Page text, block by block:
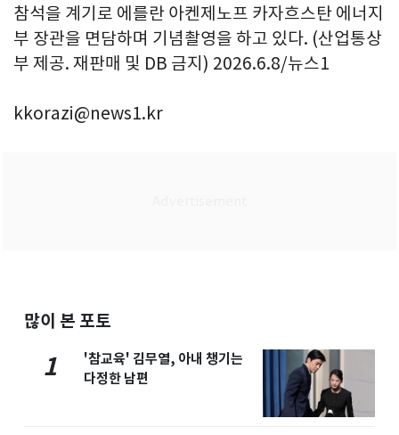
참석을 계기로 에를란 아켄제노프 카자흐스탄 에너지
부 장관을 면담하며 기념촬영을 하고 있다. (산업통상
부 제공. 재판매 및 DB 금지) 2026.6.8/뉴스1
kkorazi@news1.kr
많이 본 포토
1
'참교육' 김무열, 아내 챙기는
다정한 남편